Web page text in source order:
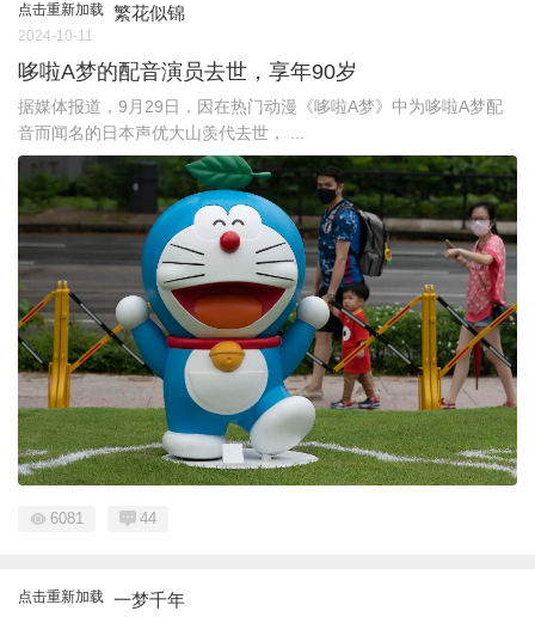
点击重新加载 繁花似锦
2024-10-11
哆啦A梦的配音演员去世，享年90岁
据媒体报道，9月29日，因在热门动漫《哆啦A梦》中为哆啦A梦配
音而闻名的日本声优大山羡代去世， ...
6081 44
点击重新加载 一梦千年